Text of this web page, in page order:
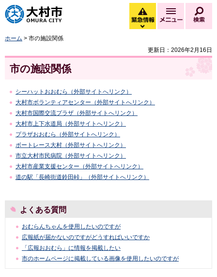
大村市
緊急情報
緊急情報を開く
メニュー
ホーム > 市の施設関係
更新日：2026年2月16日
市の施設関係
シーハットおおむら（外部サイトへリンク）
大村市ボランティアセンター（外部サイトへリンク）
大村市国際交流プラザ（外部サイトへリンク）
大村市上下水道局（外部サイトへリンク）
プラザおおむら（外部サイトへリンク）
ボートレース大村（外部サイトへリンク）
市立大村市民病院（外部サイトへリンク）
大村市産業支援センター（外部サイトへリンク）
道の駅「長崎街道鈴田峠」（外部サイトへリンク）
よくある質問
おむらんちゃんを使用したいのですが
広報紙が届かないのですがどうすればいいですか
「広報おおむら」に情報を掲載したい
市のホームページに掲載している画像を使用したいのですが